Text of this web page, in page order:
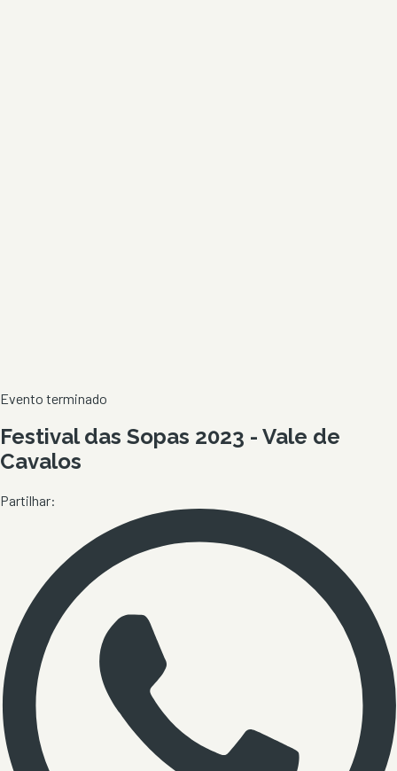
Evento terminado
Festival das Sopas 2023 - Vale de
Cavalos
Partilhar: